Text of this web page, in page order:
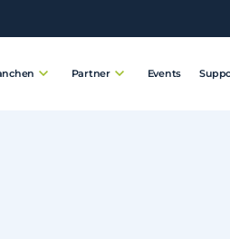
Partner Events